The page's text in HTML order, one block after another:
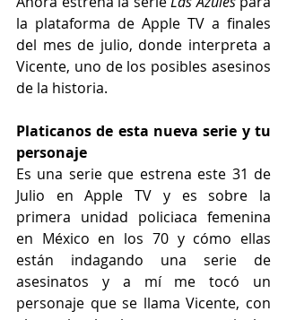
la plataforma de Apple TV a finales
del mes de julio, donde interpreta a
Vicente, uno de los posibles asesinos
de la historia.
Platicanos de esta nueva serie y tu
personaje
Es una serie que estrena este 31 de
Julio en Apple TV y es sobre la
primera unidad policiaca femenina
en México en los 70 y cómo ellas
están indagando una serie de
asesinatos y a mí me tocó un
personaje que se llama Vicente, con